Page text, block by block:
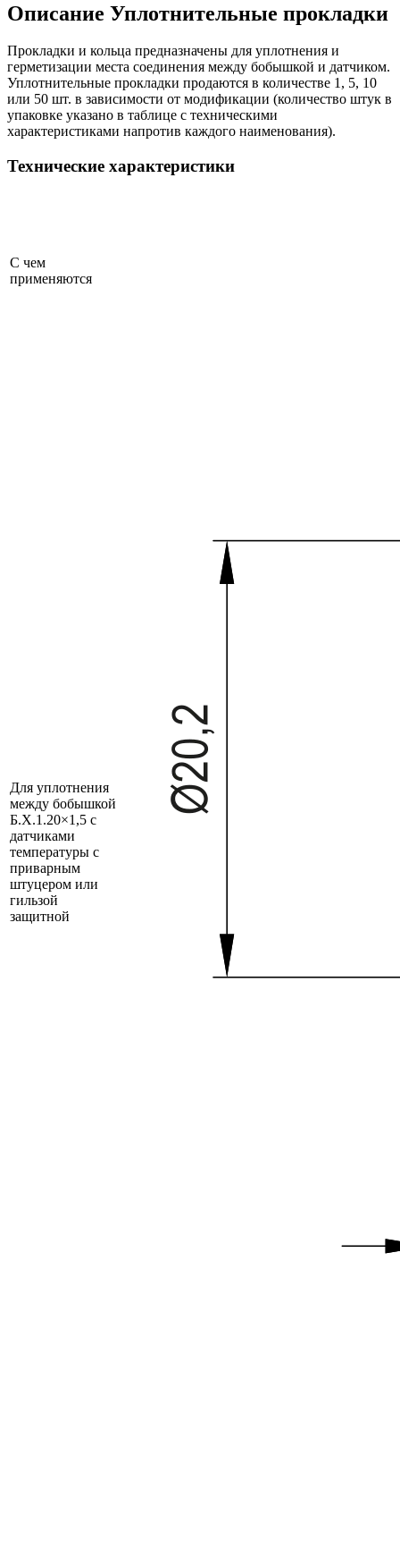
Описание Уплотнительные прокладки
Прокладки и кольца предназначены для уплотнения и
герметизации места соединения между бобышкой и датчиком.
Уплотнительные прокладки продаются в количестве 1, 5, 10
или 50 шт. в зависимости от модификации (количество штук в
упаковке указано в таблице с техническими
характеристиками напротив каждого наименования).
Технические характеристики
С чем
применяются
Для уплотнения
между бобышкой
Б.Х.1.20×1,5 с
датчиками
температуры с
приварным
штуцером или
гильзой
защитной